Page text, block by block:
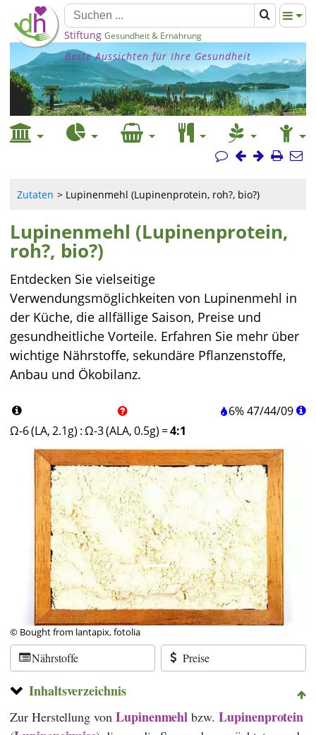
Stiftung Gesundheit & Ernährung
Beste Aussichten für Ihre Gesundheit
Zutaten Lupinenmehl (Lupinenprotein, roh?, bio?)
Lupinenmehl (Lupinenprotein,
roh?, bio?)
Entdecken Sie vielseitige
Verwendungsmöglichkeiten von Lupinenmehl in
der Küche, die allfällige Saison, Preise und
gesundheitliche Vorteile. Erfahren Sie mehr über
wichtige Nährstoffe, sekundäre Pflanzenstoffe,
Anbau und Ökobilanz.
6%47/44/09
Ω-6 (LA, 2.1g) :Ω-3 (ALA, 0.5g) =4:1
© Bought from lantapix, fotolia
Nährstoffe Preise
Inhaltsverzeichnis
Zur Herstellung von Lupinenmehl bzw.Lupinenprotein